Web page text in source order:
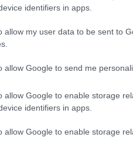
identifiers in apps.
allow my user data to be sent to
allow Google to send me
allow Google to enable storage
identifiers in apps.
allow Google to enable storage
Lenin, Sztálin és Mao Ce-